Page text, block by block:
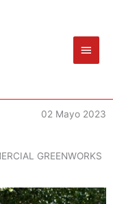
02 Mayo 2023
GREENWORKS